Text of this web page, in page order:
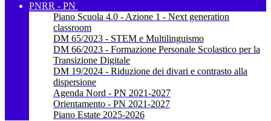
PNRR - PN
Piano Scuola 4.0 - Azione 1 - Next generation
classroom
DM 65/2023 - STEM e Multilinguismo
DM 66/2023 - Formazione Personale Scolastico per la
Transizione Digitale
DM 19/2024 - Riduzione dei divari e contrasto alla
dispersione
Agenda Nord - PN 2021-2027
Orientamento - PN 2021-2027
Piano Estate 2025-2026